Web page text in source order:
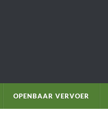
OPENBAAR VERVOER